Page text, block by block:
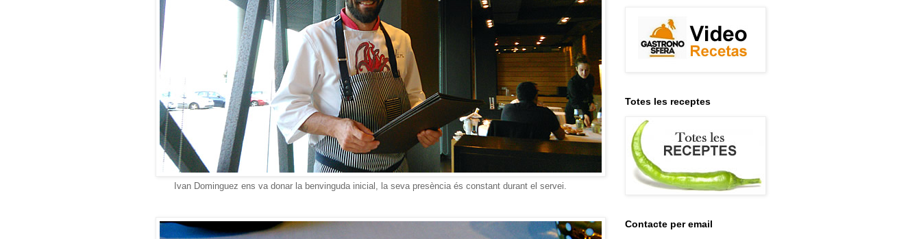
Ivan Dominguez ens va donar la benvinguda inicial, la seva presència és constant durant el servei.
Totes les receptes
Contacte per email